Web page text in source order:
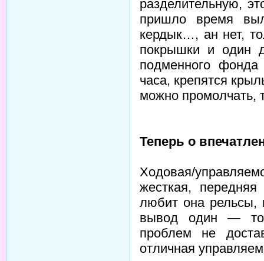
разделительную,
пришло время
кердык…, ан нет,
покрышки и один
подменного
часа, крепятся
можно промолчать,
Теперь о
Ходовая/
жесткая,
любит она рельсы,
вывод один —
проблем не
отличная